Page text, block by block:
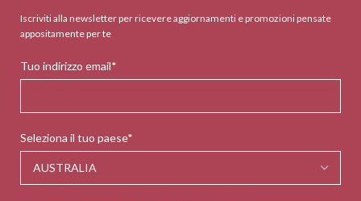
Iscriviti alla newsletter per ricevere aggiornamenti e promozioni pensate
appositamente per te
Tuo indirizzo email*
Seleziona il tuo paese*